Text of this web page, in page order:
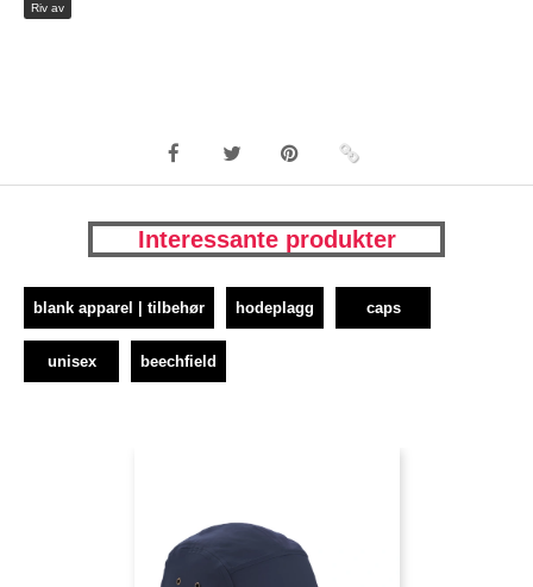
Riv av
Interessante produkter
blank apparel | tilbehør hodeplagg caps
unisex beechfield